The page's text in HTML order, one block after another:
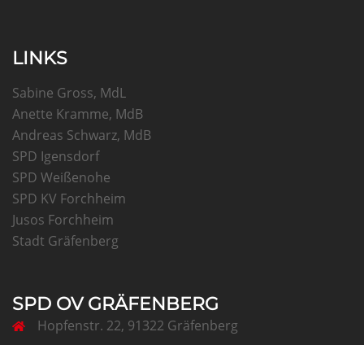
LINKS
Sabine Gross, MdL
Anette Kramme, MdB
Andreas Schwarz, MdB
SPD Igensdorf
SPD Weißenohe
SPD KV Forchheim
Jusos Forchheim
Stadt Gräfenberg
SPD OV GRÄFENBERG
Hopfenstr. 22, 91322 Gräfenberg